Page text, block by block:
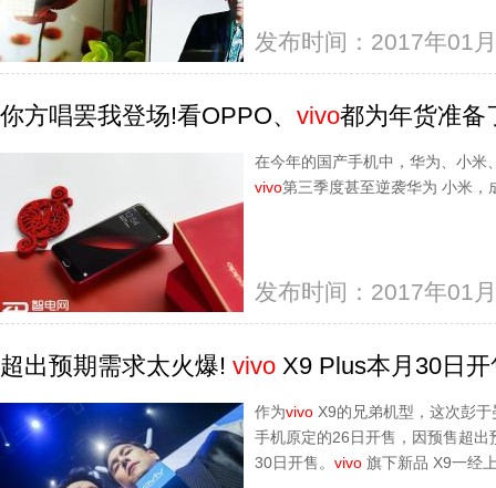
发布时间：2017年01
你方唱罢我登场!看OPPO、 vivo都为年货准备
在今年的国产手机中，华为、小米
vivo第三季度甚至逆袭华为 小米，
发布时间：2017年01
超出预期需求太火爆! vivo X9 Plus本月30日开
作为vivo X9的兄弟机型，这次彭
手机原定的26日开售，因预售超
30日开售。 vivo 旗下新品 X9一经